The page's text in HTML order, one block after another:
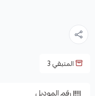
المتبقي3
رقم الموديل